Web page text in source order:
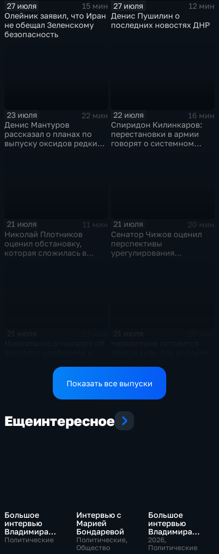
27 июля
15 мин
Олейник заявил, что Иран
не обещал Зеленскому
безопасность
27 июля
12 мин
Денис Пушилин о
последних новостях ДНР
23 июля
22 мин
Денис Мантуров
рассказал о планах по
выпуску оксидов редких
22 июля
16 мин
Спиридон Килинкаров:
перестановки в армии
говорят о системном
21 июля
11 мин
Николай Плотников
оценил обстановку,
которая сложилась в
21 июля
20 мин
Сенатор Чижов оценил
перспективы
урегулирования
аграриев топливом
по экономике страны
Показать все выпуски
Ещеинтересное
Большое
интервью
Владимира
Путина Сергею
Политические
Интервью с
Марией
Бондаревой
Политические,
Общество
Большое
интервью
Владимира
Соловьева
Роджеру
2026,
Политические